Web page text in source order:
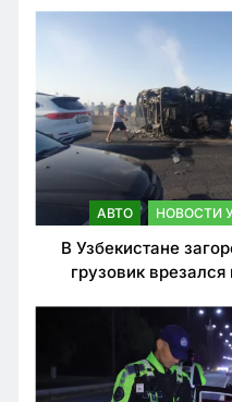
АВТО НОВОСТИ
В Узбекистане
грузовик